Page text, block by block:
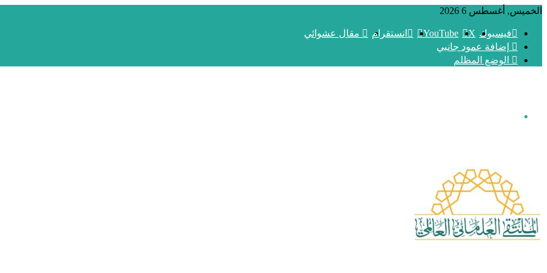
الخميس, أغسطس 6 2026
فيسبوك ‫X
‫YouTube انستقرام
مقال عشوائي
إضافة عمود جانبي
الوضع المظلم